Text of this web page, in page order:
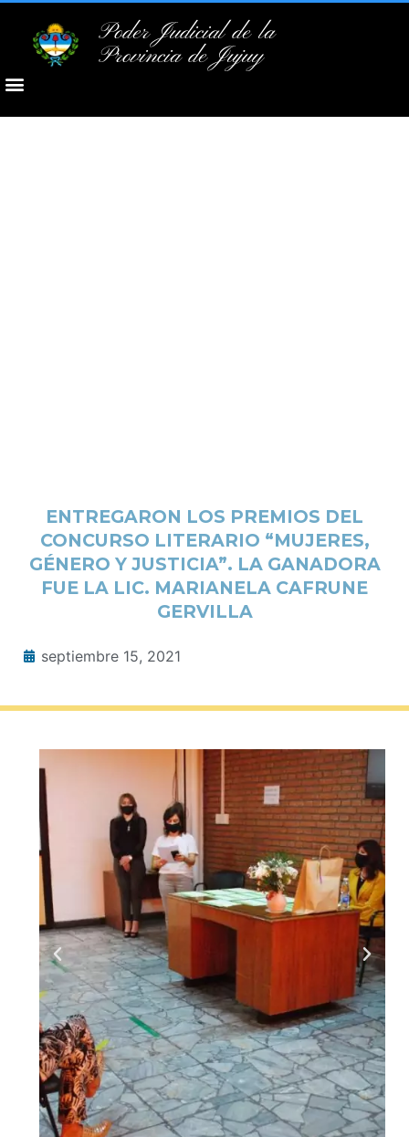
Poder Judicial de la
Provincia de Jujuy
ENTREGARON LOS PREMIOS DEL
CONCURSO LITERARIO “MUJERES,
GÉNERO Y JUSTICIA”. LA GANADORA
FUE LA LIC. MARIANELA CAFRUNE
GERVILLA
septiembre 15, 2021